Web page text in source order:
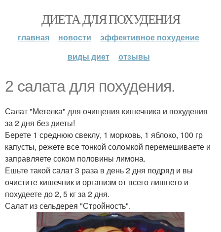
ДИЕТА ДЛЯ ПОХУДЕНИЯ
главная новости
эффективное похудение
виды диет
отзывы
2 салата для похудения.
Салат "Метелка" для очищения кишечника и похудения
за 2 дня без диеты!
Берете 1 среднюю свеклу, 1 морковь, 1 яблоко, 100 гр
капусты, режете все тонкой соломкой перемешиваете и
заправляете соком половины лимона.
Ешьте такой салат 3 раза в день 2 дня подряд и вы
очистите кишечник и организм от всего лишнего и
похудеете до 2, 5 кг за 2 дня.
Салат из сельдерея "Стройность".